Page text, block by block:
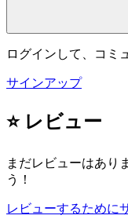
ログインして、コミ
サインアップ
⭐ レビュー
まだレビューはあり
う！
レビューするために